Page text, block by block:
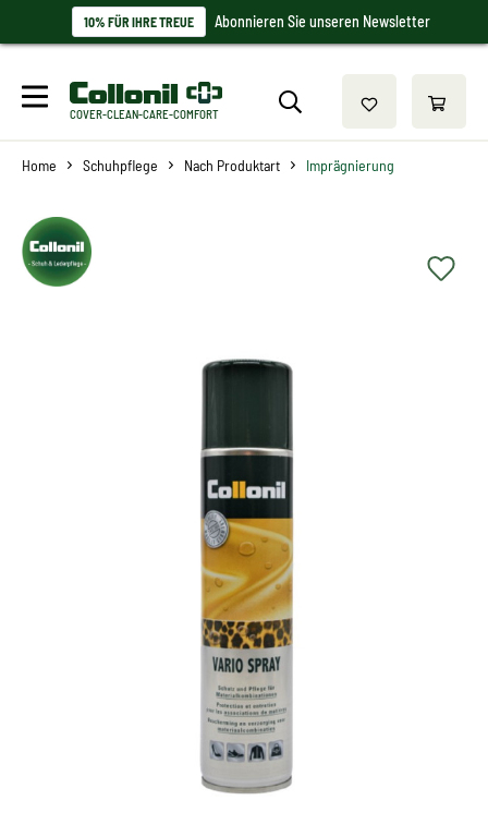
10% FÜR IHRE TREUE Abonnieren Sie unseren Newsletter
COVER-CLEAN-CARE-COMFORT
Home Schuhpflege Nach Produktart Imprägnierung